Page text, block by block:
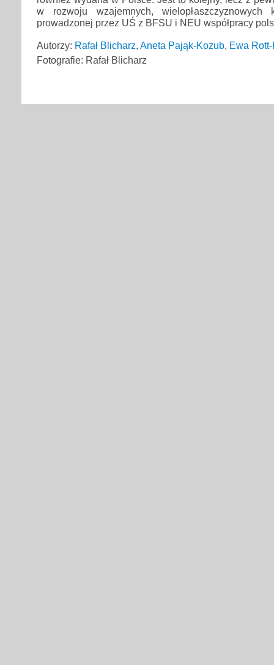
w rozwoju wzajemnych, wielopłaszczyznowych
prowadzonej przez UŚ z BFSU i NEU współpracy
Autorzy: Rafał Blicharz, Aneta Pająk-Kozub, Ewa
Fotografie: Rafał Blicharz